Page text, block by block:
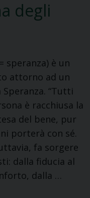
degli
speranza) è un
attorno ad un
“Tutti
è racchiusa la
del bene, pur
porterà con sé.
fa sorgere
dalla fiducia al
dalla …